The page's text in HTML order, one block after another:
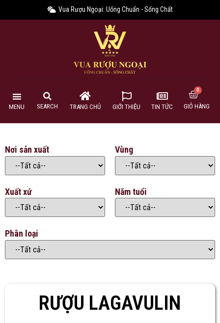
Vua Rượu Ngoại: Uống Chuẩn - Sống Chất
MENU SEARCH TRANG CHỦ GIỚI THIỆU TIN TỨC GIỎ HÀNG
Nơi sản xuất Vùng
Xuất xứ Năm tuổi
Phân loại
RƯỢU LAGAVULIN